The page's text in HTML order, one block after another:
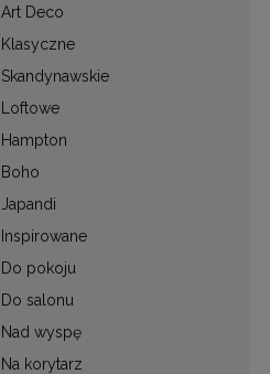
Art Deco
Klasyczne
Skandynawskie
Loftowe
Hampton
Boho
Japandi
Inspirowane
Do pokoju
Do salonu
Nad wyspę
Na korytarz